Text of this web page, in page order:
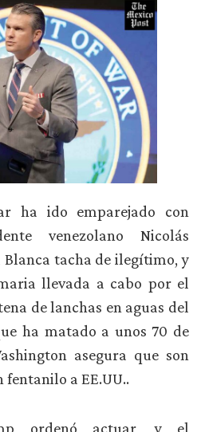
ha ido emparejado con
venezolano Nicolás
Blanca tacha de ilegítimo, y
llevada a cabo por el
de lanchas en aguas del
ha matado a unos 70 de
asegura que son
a EE.UU..
ordenó actuar, y el